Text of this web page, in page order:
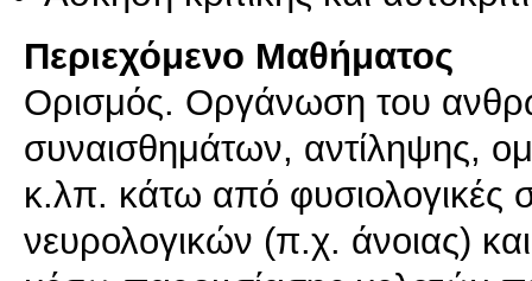
Περιεχόμενο Μαθήματος
Ορισμός. Οργάνωση του
συναισθημάτων, αντίληψης,
κ.λπ. κάτω από φυσιολογικές
νευρολογικών (π.χ. άνοιας)